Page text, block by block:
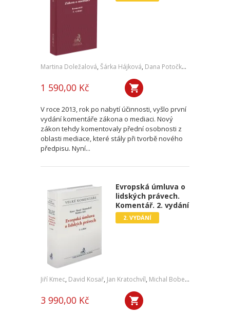
Martina Doležalová, Šárka Hájková, Dana Potočková
1 590,00 Kč
V roce 2013, rok po nabytí účinnosti, vyšlo první
vydání komentáře zákona o mediaci. Nový
zákon tehdy komentovaly přední osobnosti z
oblasti mediace, které stály při tvorbě nového
předpisu. Nyní...
Evropská úmluva o
lidských právech.
Komentář. 2. vydání
2. VYDÁNÍ
Jiří Kmec, David Kosař, Jan Kratochvíl, Michal Bobek ,
3 990,00 Kč